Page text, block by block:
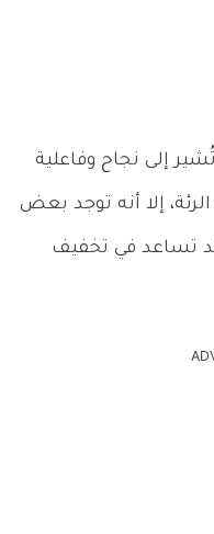
إلى نجاح وفاعلية
إلا أنه توجد بعض
قد تساعد في تخفيف